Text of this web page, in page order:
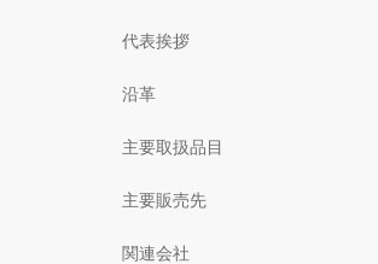
代表挨拶
沿革
主要取扱品目
主要販売先
関連会社